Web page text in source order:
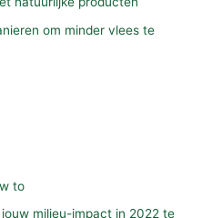
om minder vlees te
to
milieu-impact in 2022 te